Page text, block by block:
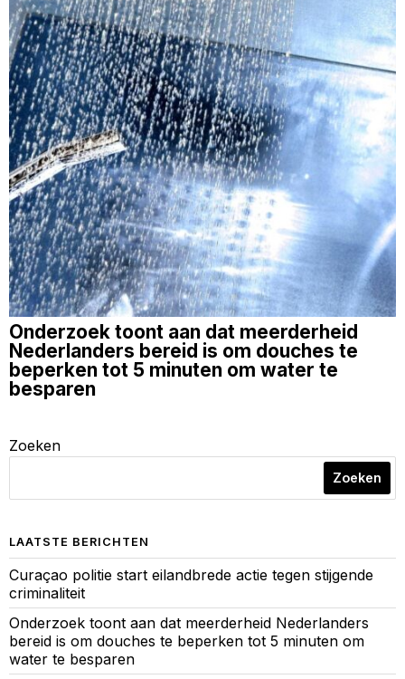
Onderzoek toont aan dat meerderheid
Nederlanders bereid is om douches te
beperken tot 5 minuten om water te
besparen
Zoeken
Zoeken
LAATSTE BERICHTEN
Curaçao politie start eilandbrede actie tegen stijgende
criminaliteit
Onderzoek toont aan dat meerderheid Nederlanders
bereid is om douches te beperken tot 5 minuten om
water te besparen